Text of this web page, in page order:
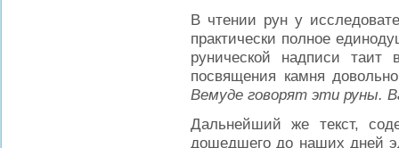
В чтении рун у
практически полное
рунической надписи таит
посвящения камня
Вемуде говорят эти руны.
Дальнейший же текст,
дошедшего до наших дней